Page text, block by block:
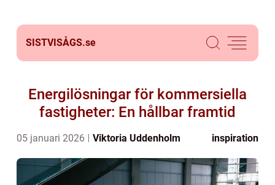
SISTVISÅGS.se
Energilösningar för kommersiella
fastigheter: En hållbar framtid
05 januari 2026 Viktoria Uddenholm inspiration